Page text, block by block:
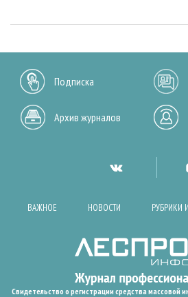
Подписка
Архив журналов
ВАЖНОЕ НОВОСТИ РУБРИКИ
Свидетельство о регистрации средства